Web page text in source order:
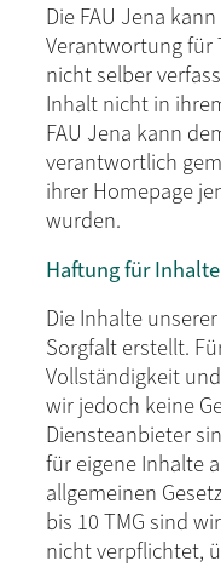
Die FAU Jena
Verantwortung für
nicht selber
Inhalt nicht in
FAU Jena kann
verantwortlich
ihrer Homepage
wurden.
Haftung für Inhalte
Die Inhalte
Sorgfalt erstellt.
Vollständigkeit
wir jedoch keine
Diensteanbieter
für eigene Inhalte
allgemeinen
bis 10 TMG sind
nicht verpflichtet,